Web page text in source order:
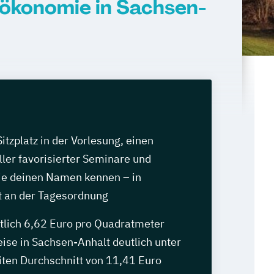
in Sachsen-
in der Vorlesung, einen
favorisierter Seminare und
deinen Namen kennen – in
der Tagesordnung
6,62 Euro pro Quadratmeter
in Sachsen-Anhalt deutlich unter
Durchschnitt von 11,41 Euro